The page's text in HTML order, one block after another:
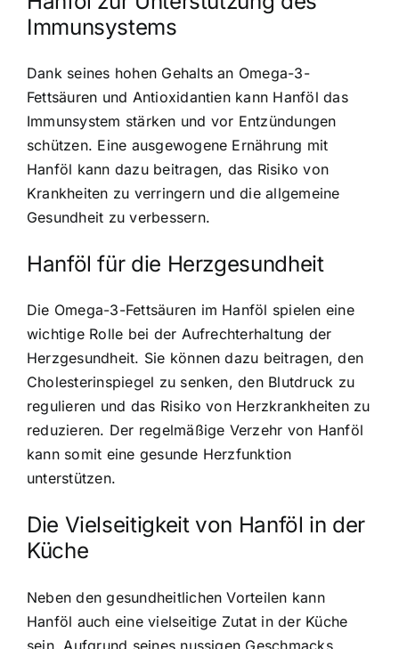
Immunsystems
Dank seines hohen Gehalts an Omega-3-
Fettsäuren und Antioxidantien kann Hanföl das
Immunsystem stärken und vor Entzündungen
schützen. Eine ausgewogene Ernährung mit
Hanföl kann dazu beitragen, das Risiko von
Krankheiten zu verringern und die allgemeine
Gesundheit zu verbessern.
Hanföl für die Herzgesundheit
Die Omega-3-Fettsäuren im Hanföl spielen eine
wichtige Rolle bei der Aufrechterhaltung der
Herzgesundheit. Sie können dazu beitragen, den
Cholesterinspiegel zu senken, den Blutdruck zu
regulieren und das Risiko von Herzkrankheiten zu
reduzieren. Der regelmäßige Verzehr von Hanföl
kann somit eine gesunde Herzfunktion
unterstützen.
Die Vielseitigkeit von Hanföl in der
Küche
Neben den gesundheitlichen Vorteilen kann
Hanföl auch eine vielseitige Zutat in der Küche
sein. Aufgrund seines nussigen Geschmacks